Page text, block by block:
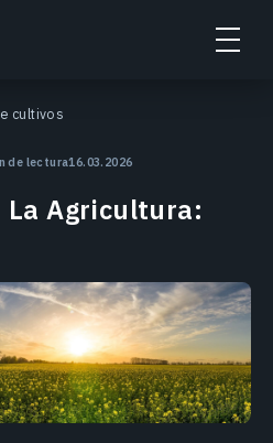
cultivos
de lectura16.03.2026
La Agricultura: